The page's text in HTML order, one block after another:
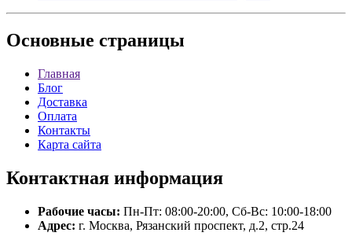
Основные страницы
Главная
Блог
Доставка
Оплата
Контакты
Карта сайта
Контактная информация
Рабочие часы: Пн-Пт: 08:00-20:00, Сб-Вс: 10:00-18:00
Адрес: г. Москва, Рязанский проспект, д.2, стр.24